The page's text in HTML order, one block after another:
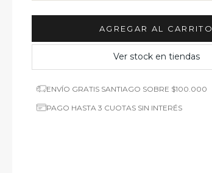
AGREGAR AL CARRITO
Ver stock en tiendas
ENVÍO GRATIS SANTIAGO SOBRE $100.000
PAGO HASTA 3 CUOTAS SIN INTERÉS